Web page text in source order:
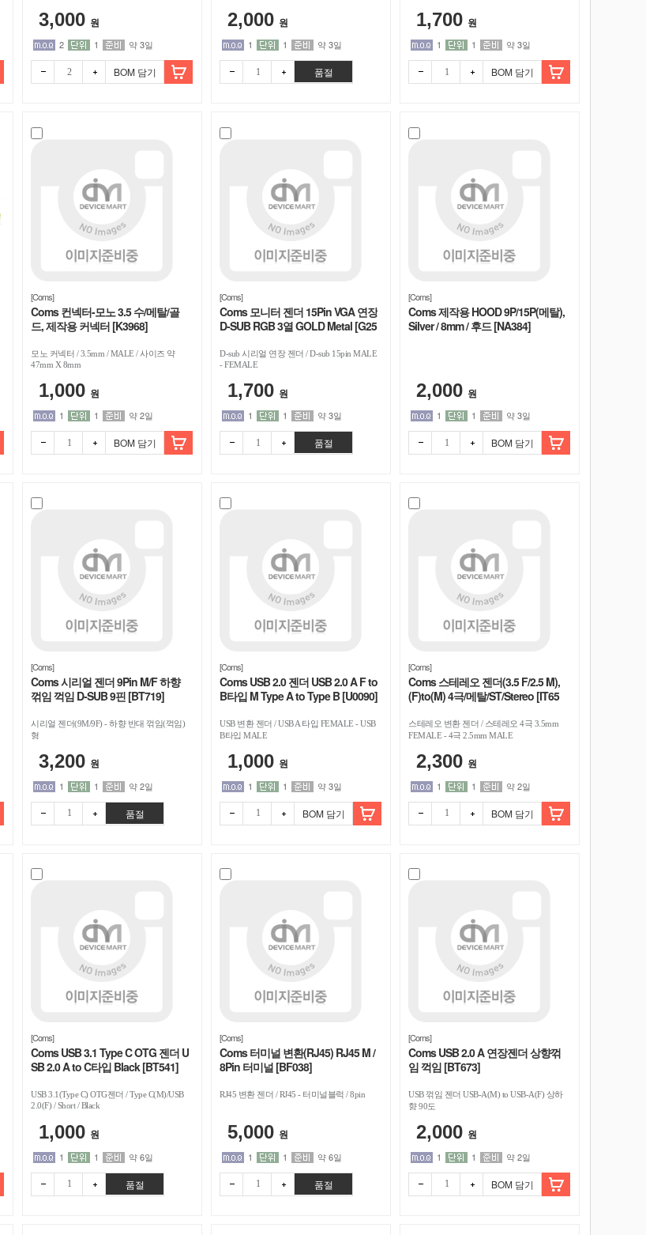
빼기 더하 빼기 더하 빼기 더하
3,000 원
2 1 약 3일
빼기 더하
BOM 담기
2,000 원
1 1 약 3일
빼기 더하
품절
1,700 원
1 1 약 3일
빼기 더하
BOM 담기
[Coms]
Coms 컨넥터-모노 3.5 수/메탈/골
드, 제작용 커넥터 [K3968]
모노 커넥터 / 3.5mm / MALE / 사이즈 약
47mm X 8mm
1,000 원
1 1 약 2일
빼기 더하
BOM 담기
[Coms]
Coms 모니터 젠더 15Pin VGA 연장
D-SUB RGB 3열 GOLD Metal [G25
D-sub 시리얼 연장 젠더 / D-sub 15pin MALE
- FEMALE
1,700 원
1 1 약 3일
빼기 더하
품절
[Coms]
Coms 제작용 HOOD 9P/15P(메탈),
Silver / 8mm / 후드 [NA384]
2,000 원
1 1 약 3일
빼기 더하
BOM 담기
[Coms]
Coms 시리얼 젠더 9Pin M/F 하향
꺾임 꺽임 D-SUB 9핀 [BT719]
시리얼 젠더(9M/9F) - 하향 반대 꺾임(꺽임)
형
3,200 원
1 1 약 2일
빼기 더하
품절
[Coms]
Coms USB 2.0 젠더 USB 2.0 A F to
B타입 M Type A to Type B [U0090]
USB 변환 젠더 / USB A 타입 FEMALE - USB
B타입 MALE
1,000 원
1 1 약 3일
빼기 더하
BOM 담기
[Coms]
Coms 스테레오 젠더(3.5 F/2.5 M),
(F)to(M) 4극/메탈/ST/Stereo [IT65
스테레오 변환 젠더 / 스테레오 4극 3.5mm
FEMALE - 4극 2.5mm MALE
2,300 원
1 1 약 2일
빼기 더하
BOM 담기
[Coms]
Coms USB 3.1 Type C OTG 젠더 U
SB 2.0 A to C타입 Black [BT541]
USB 3.1(Type C) OTG젠더 / Type C(M)/USB
2.0(F) / Short / Black
1,000 원
1 1 약 6일
품절
[Coms]
Coms 터미널 변환(RJ45) RJ45 M /
8Pin 터미널 [BF038]
RJ45 변환 젠더 / RJ45 - 터미널블럭 / 8pin
5,000 원
1 1 약 6일
품절
[Coms]
Coms USB 2.0 A 연장젠더 상향꺾
임 꺽임 [BT673]
USB 꺾임 젠더 USB-A(M) to USB-A(F) 상하
향 90도
2,000 원
1 1 약 2일
BOM 담기